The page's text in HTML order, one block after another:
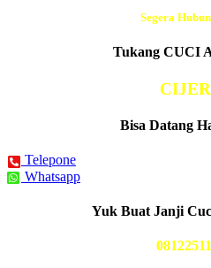
Segera
Tukang CUCI
Bisa Datang
Telepone
Whatsapp
Yuk Buat Janji